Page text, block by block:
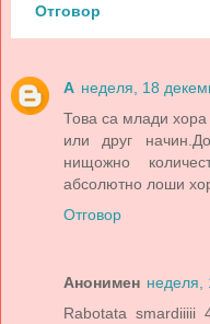
Отговор
A неделя, 18
Това са млади хора
или друг
нищожно
абсолютно лоши
Отговор
Анонимен неделя,
Rabotata